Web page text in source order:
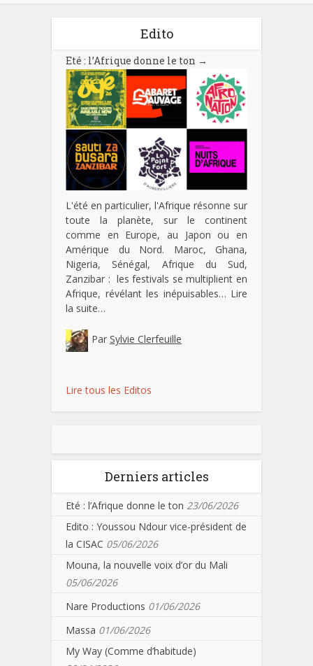
Edito
Eté : l’Afrique donne le ton →
L'été en particulier, l'Afrique résonne sur
toute la planète, sur le continent
comme en Europe, au Japon ou en
Amérique du Nord. Maroc, Ghana,
Nigeria, Sénégal, Afrique du Sud,
Zanzibar : les festivals se multiplient en
Afrique, révélant les inépuisables… Lire
la suite…
Par Sylvie Clerfeuille
Lire tous les Editos
Derniers articles
Eté : l’Afrique donne le ton 23/06/2026
Edito : Youssou Ndour vice-président de
la CISAC 05/06/2026
Mouna, la nouvelle voix d’or du Mali
05/06/2026
Nare Productions 01/06/2026
Massa 01/06/2026
My Way (Comme d’habitude)